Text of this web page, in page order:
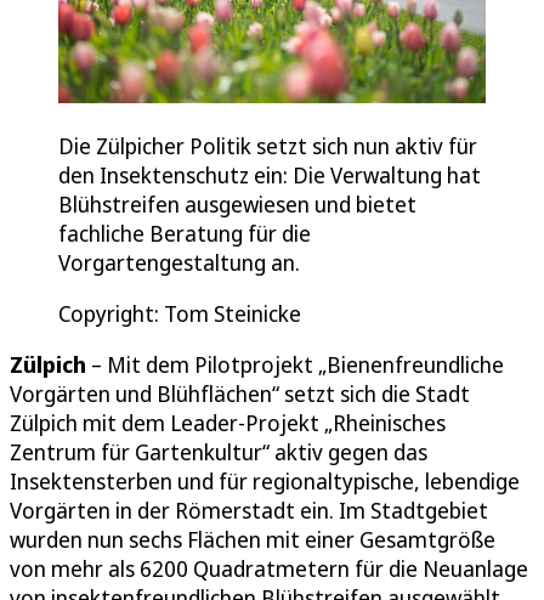
Die Zülpicher Politik setzt sich nun aktiv für
den Insektenschutz ein: Die Verwaltung hat
Blühstreifen ausgewiesen und bietet
fachliche Beratung für die
Vorgartengestaltung an.
Copyright: Tom Steinicke
Zülpich – Mit dem Pilotprojekt „Bienenfreundliche
Vorgärten und Blühflächen“ setzt sich die Stadt
Zülpich mit dem Leader-Projekt „Rheinisches
Zentrum für Gartenkultur“ aktiv gegen das
Insektensterben und für regionaltypische, lebendige
Vorgärten in der Römerstadt ein. Im Stadtgebiet
wurden nun sechs Flächen mit einer Gesamtgröße
von mehr als 6200 Quadratmetern für die Neuanlage